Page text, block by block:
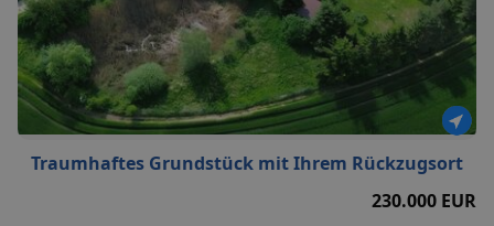
Traumhaftes Grundstück mit Ihrem Rückzugsort
230.000 EUR